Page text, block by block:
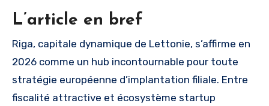
L’article en bref
Riga, capitale dynamique de Lettonie, s’affirme en
2026 comme un hub incontournable pour toute
stratégie européenne d’implantation filiale. Entre
fiscalité attractive et écosystème startup